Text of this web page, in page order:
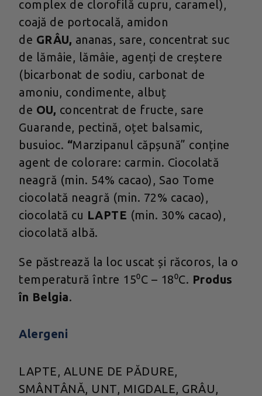
complex de clorofilă cupru, caramel),
coajă de portocală, amidon
de GRÂU, ananas, sare, concentrat suc
de lămâie, lămâie, agenți de creștere
(bicarbonat de sodiu, carbonat de
amoniu, condimente, albuț
de OU, concentrat de fructe, sare
Guarande, pectină, oțet balsamic,
busuioc. “Marzipanul căpșună” conține
agent de colorare: carmin. Ciocolată
neagră (min. 54% cacao), Sao Tome
ciocolată neagră (min. 72% cacao),
ciocolată cu LAPTE (min. 30% cacao),
ciocolată albă.
Se păstrează la loc uscat și răcoros, la o
temperatură între 15⁰C – 18⁰C. Produs
în Belgia.
Alergeni
LAPTE, ALUNE DE PĂDURE,
SMÂNTÂNĂ, UNT, MIGDALE, GRÂU,